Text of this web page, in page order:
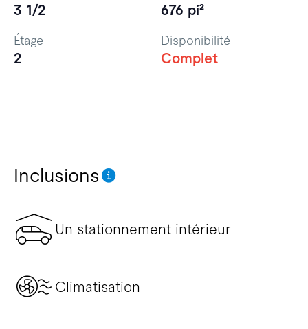
Inclusions
Un stationnement intérieur
Climatisation
3 1/2 676 pi²
Étage
2
Disponibilité
Complet